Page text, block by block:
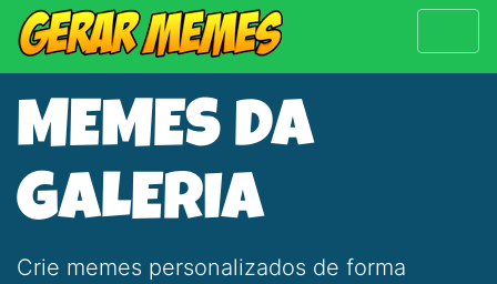
MEMES DA
GALERIA
Crie memes personalizados de forma